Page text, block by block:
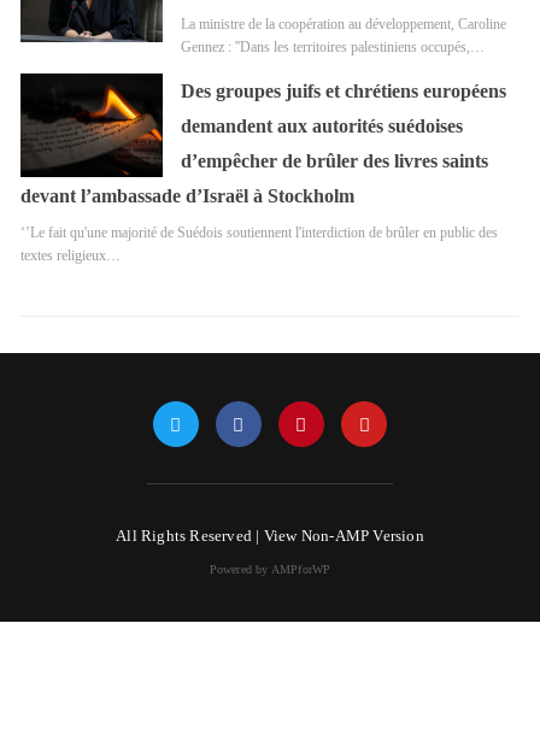
La ministre de la coopération au développement, Caroline
Gennez : ''Dans les territoires palestiniens occupés,…
Des groupes juifs et chrétiens européens
demandent aux autorités suédoises
d’empêcher de brûler des livres saints
devant l’ambassade d’Israël à Stockholm
‘’Le fait qu'une majorité de Suédois soutiennent l'interdiction de brûler en public des
textes religieux…
All Rights Reserved | View Non-AMP Version
Powered by AMPforWP